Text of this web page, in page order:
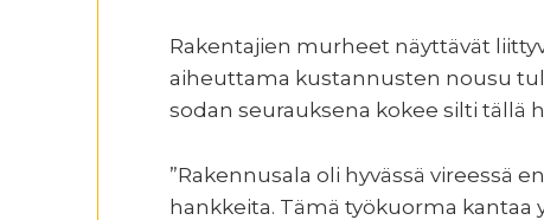
Rakentajien murheet näyttävät
aiheuttama kustannusten nousu
sodan seurauksena kokee silti tällä
”Rakennusala oli hyvässä vireessä
hankkeita. Tämä työkuorma kantaa